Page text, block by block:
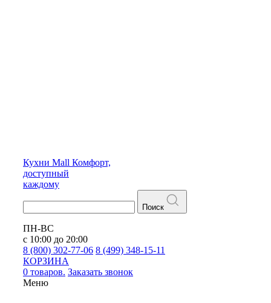
Кухни Mall Комфорт,
доступный
каждому
Поиск
ПН-ВС
с 10:00 до 20:00
8 (800) 302-77-06 8 (499) 348-15-11
КОРЗИНА
0 товаров. Заказать звонок
Меню